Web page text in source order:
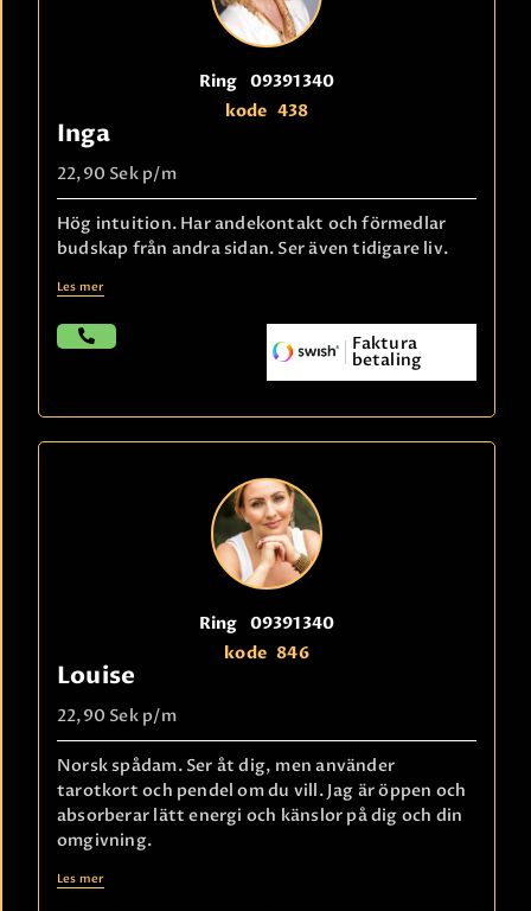
Ring 09391340
kode 438
Inga
22,90 Sek p/m
Hög intuition. Har andekontakt och förmedlar
budskap från andra sidan. Ser även tidigare liv.
Les mer
Faktura
betaling
Ring 09391340
kode 846
Louise
22,90 Sek p/m
Norsk spådam. Ser åt dig, men använder
tarotkort och pendel om du vill. Jag är öppen och
absorberar lätt energi och känslor på dig och din
omgivning.
Les mer